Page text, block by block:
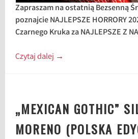
Zapraszam na ostatnią Bezsenną
poznajcie NAJLEPSZE HORRORY
Czarnego Kruka za NAJLEPSZE Z
Czytaj dalej →
„MEXICAN GOTHIC”
MORENO (POLSKA